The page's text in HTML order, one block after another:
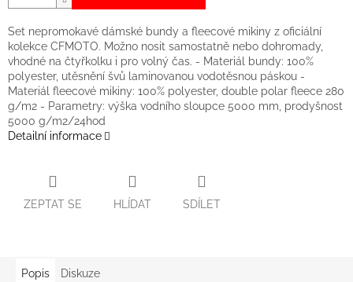
Set nepromokavé dámské bundy a fleecové mikiny z oficiální
kolekce CFMOTO. Možno nosit samostatně nebo dohromady,
vhodné na čtyřkolku i pro volný čas. - Materiál bundy: 100%
polyester, utěsnění švů laminovanou vodotěsnou páskou -
Materiál fleecové mikiny: 100% polyester, double polar fleece 280
g/m2 - Parametry: výška vodního sloupce 5000 mm, prodyšnost
5000 g/m2/24hod
Detailní informace
ZEPTAT SE HLÍDAT SDÍLET
Popis Diskuze